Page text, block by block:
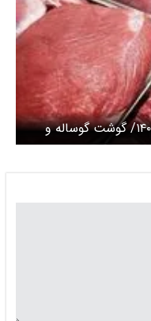
قیمت گوشت قرمز امروز ۳۱ خرداد ۱۴۰۵/ گوشت گوساله و